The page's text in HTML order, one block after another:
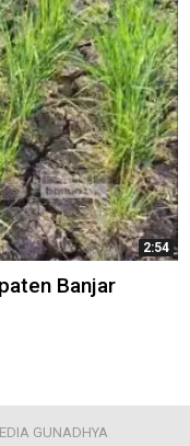
2:54
Banjar
GUNADHYA